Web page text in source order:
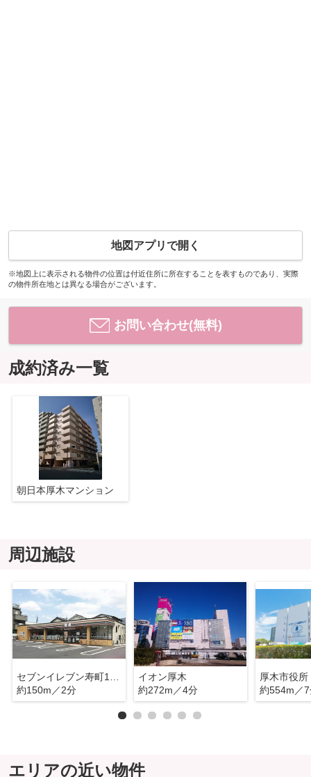
地図アプリで開く
※地図上に表示される物件の位置は付近住所に所在することを表すものであり、実際
の物件所在地とは異なる場合がございます。
お問い合わせ(無料)
成約済み一覧
朝日本厚木マンション
周辺施設
約150m／2分
イオン厚木
約272m／4分
厚木市役所
約554m／
エリアの近い物件